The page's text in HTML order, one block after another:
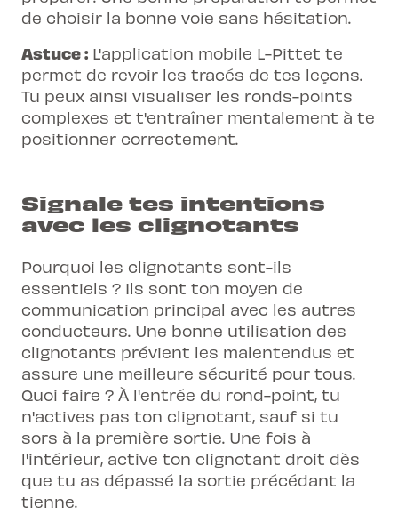
de choisir la bonne voie sans hésitation.
Astuce : L'application mobile L-Pittet te
permet de revoir les tracés de tes leçons.
Tu peux ainsi visualiser les ronds-points
complexes et t'entraîner mentalement à te
positionner correctement.
Signale tes intentions
avec les clignotants
Pourquoi les clignotants sont-ils
essentiels ? Ils sont ton moyen de
communication principal avec les autres
conducteurs. Une bonne utilisation des
clignotants prévient les malentendus et
assure une meilleure sécurité pour tous.
Quoi faire ? À l'entrée du rond-point, tu
n'actives pas ton clignotant, sauf si tu
sors à la première sortie. Une fois à
l'intérieur, active ton clignotant droit dès
que tu as dépassé la sortie précédant la
tienne.